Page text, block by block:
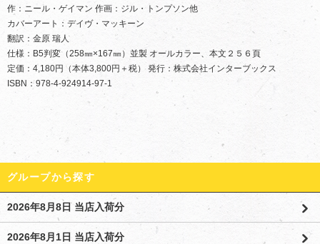
作：ニール・ゲイマン 作画：ジル・トンプソン他
カバーアート：デイヴ・マッキーン
翻訳：金原 瑞人
仕様：B5判変（258㎜×167㎜）並製 オールカラー、本文２５６頁
定価：4,180円（本体3,800円＋税） 発行：株式会社インターブックス
ISBN：978-4-924914-97-1
グループから探す
2026年8月8日 当店入荷分
2026年8月1日 当店入荷分